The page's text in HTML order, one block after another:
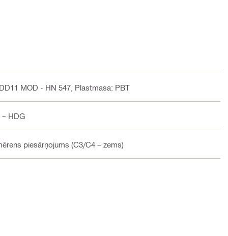
MOD - HN 547, Plastmasa: PBT
HDG
piesārņojums (C3/C4 – zems)